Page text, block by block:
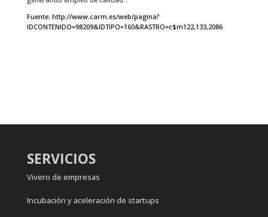
Fuente: http://www.carm.es/web/pagina?
IDCONTENIDO=98209&IDTIPO=160&RASTRO=c$m122,133,2086
SERVICIOS
Vivero de empresas
Incubación y aceleración de startups